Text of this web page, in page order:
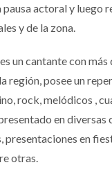
pausa actoral y luego
y de la zona.
un cantante con más
región, posee un
rock, melódicos ,
en diversas
presentaciones en
otras.